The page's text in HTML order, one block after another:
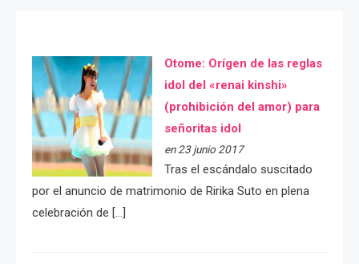
Otome: Orígen de las reglas
idol del «renai kinshi»
(prohibición del amor) para
señoritas idol
en 23 junio 2017
Tras el escándalo suscitado
por el anuncio de matrimonio de Ririka Suto en plena
celebración de […]